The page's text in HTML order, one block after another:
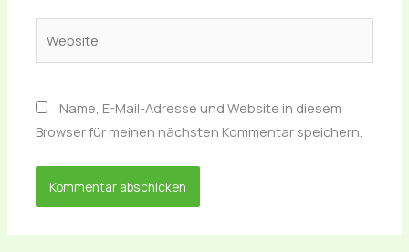
Name, E-Mail-Adresse und Website in diesem
Browser für meinen nächsten Kommentar speichern.